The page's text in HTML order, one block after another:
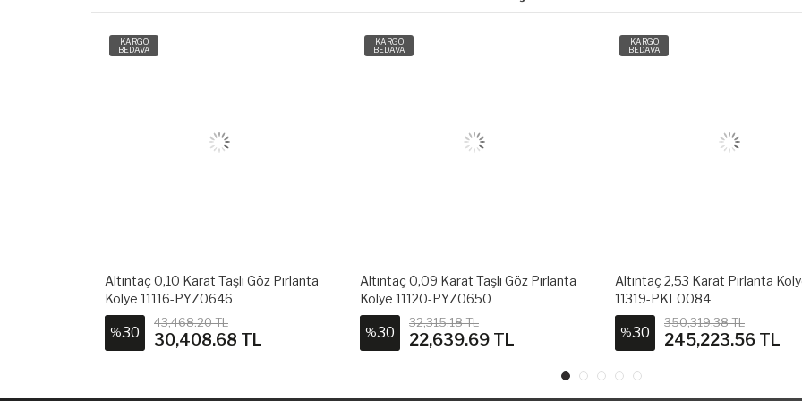
KARGO
BEDAVA
Altıntaç 0,10 Karat Taşlı Göz Pırlanta
Kolye 11116-PYZ0646
%30
43,468.20 TL
30,408.68 TL
KARGO
BEDAVA
Altıntaç 0,09 Karat Taşlı Göz Pırlanta
Kolye 11120-PYZ0650
%30
32,315.18 TL
22,639.69 TL
KARGO
BEDAVA
Altıntaç 2,53 Karat Pırlanta
11319-PKL0084
%30
350,319.38 TL
245,223.56 TL